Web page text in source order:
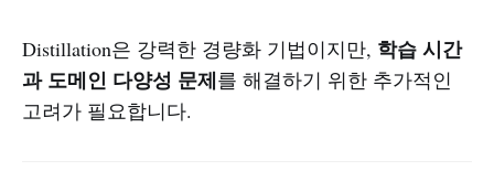
Distillation은 강력한 경량화 기법이지만, 학습 시간
과 도메인 다양성 문제를 해결하기 위한 추가적인
고려가 필요합니다.